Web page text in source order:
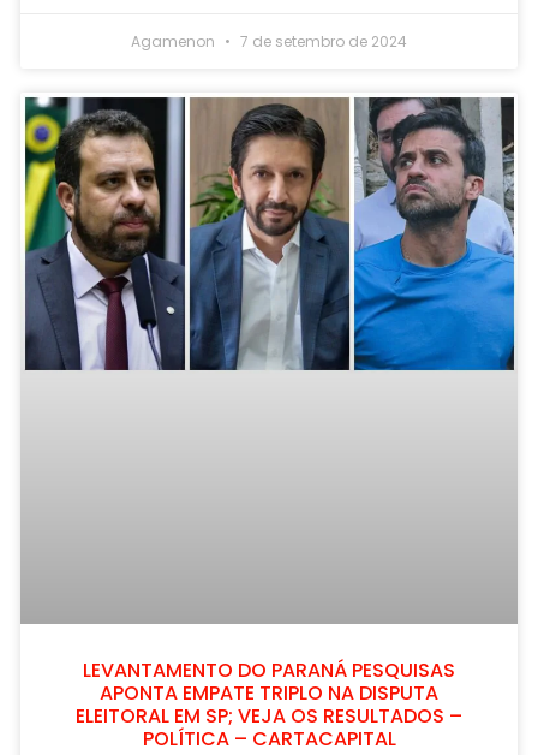
Agamenon 7 de setembro de 2024
LEVANTAMENTO DO PARANÁ PESQUISAS
APONTA EMPATE TRIPLO NA DISPUTA
ELEITORAL EM SP; VEJA OS RESULTADOS –
POLÍTICA – CARTACAPITAL